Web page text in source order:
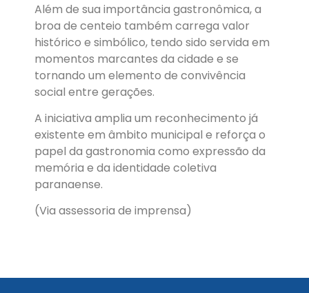
Além de sua importância gastronômica, a
broa de centeio também carrega valor
histórico e simbólico, tendo sido servida em
momentos marcantes da cidade e se
tornando um elemento de convivência
social entre gerações.
A iniciativa amplia um reconhecimento já
existente em âmbito municipal e reforça o
papel da gastronomia como expressão da
memória e da identidade coletiva
paranaense.
(Via assessoria de imprensa)